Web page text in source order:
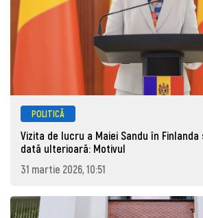
POLITICĂ
Vizita de lucru a Maiei Sandu în
dată ulterioară: Motivul
31 martie 2026, 10:51